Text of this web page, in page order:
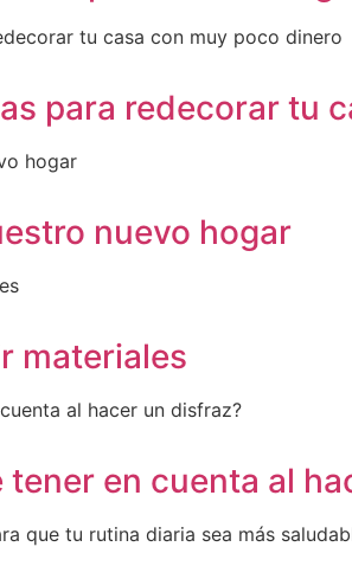
para redecorar tu
nuevo hogar
materiales
tener en cuenta al